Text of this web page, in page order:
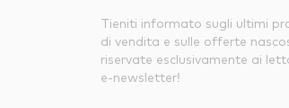
Tieniti informato sugli ultimi
di vendita e sulle offerte
riservate esclusivamente ai
e-newsletter!